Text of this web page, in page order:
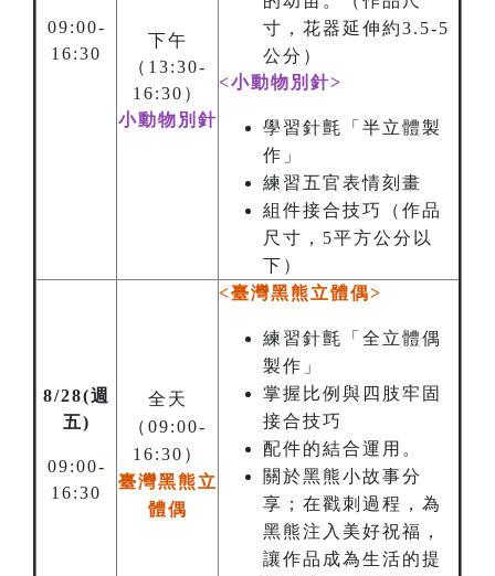
09:00-
16:30
下午
（13:30-
16:30）
小動物別針
寸，花器延伸約3.5-5
公分）
<小動物別針>
學習針氈「半立體製
作」
練習五官表情刻畫
組件接合技巧（作品
尺寸，5平方公分以
下）
8/28(週
五)
09:00-
16:30
全天
（09:00-
16:30）
臺灣黑熊立
體偶
<臺灣黑熊立體偶>
練習針氈「全立體偶
製作」
掌握比例與四肢牢固
接合技巧
配件的結合運用。
關於黑熊小故事分
享；在戳刺過程，為
黑熊注入美好祝福，
讓作品成為生活的提